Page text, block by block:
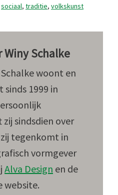
sociaal, traditie, volkskunst
Winy Schalke
woont en
sinds 1999 in
sindsdien over
tegenkomt in
vormgever
Alva Design en de
website.